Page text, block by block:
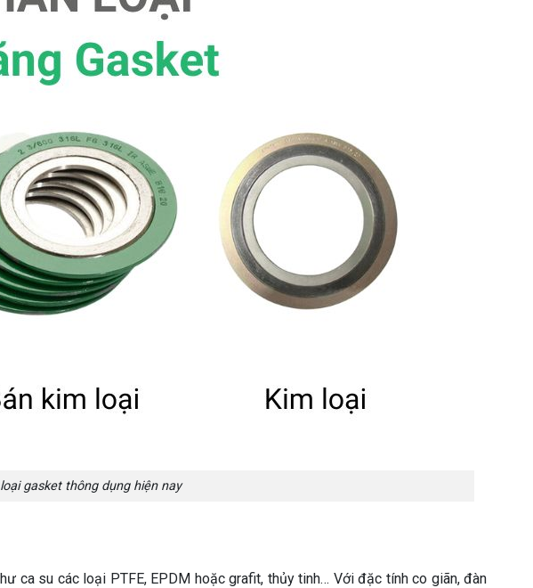
gasket thông dụng hiện nay
ca su các loại PTFE, EPDM hoặc grafit, thủy tinh… Với đặc tính co giãn, đàn